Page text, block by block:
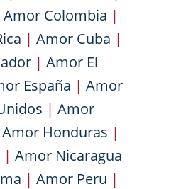
Amor Colombia |
| Amor Cuba |
| Amor El
España | Amor
| Amor
Amor Honduras |
| Amor Nicaragua
| Amor Peru |